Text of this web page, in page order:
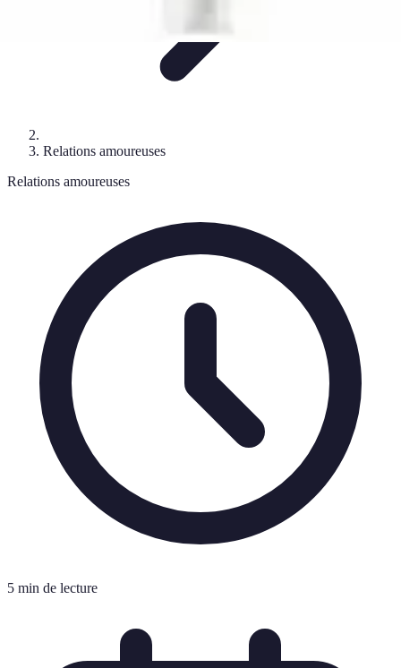
Relations amoureuses
Relations amoureuses
5 min de lecture